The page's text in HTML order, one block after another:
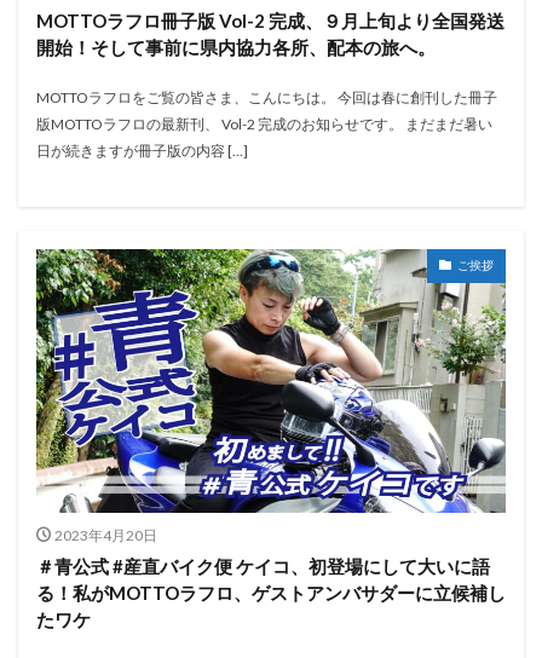
MOTTOラフロ冊子版 Vol-2 完成、９月上旬より全国発送
開始！そして事前に県内協力各所、配本の旅へ。
MOTTOラフロをご覧の皆さま、こんにちは。 今回は春に創刊した冊子
版MOTTOラフロの最新刊、 Vol-2 完成のお知らせです。 まだまだ暑い
日が続きますが冊子版の内容 […]
ご挨拶
2023年4月20日
＃青公式 #産直バイク便 ケイコ、初登場にして大いに語
る！私がMOTTOラフロ、ゲストアンバサダーに立候補し
たワケ